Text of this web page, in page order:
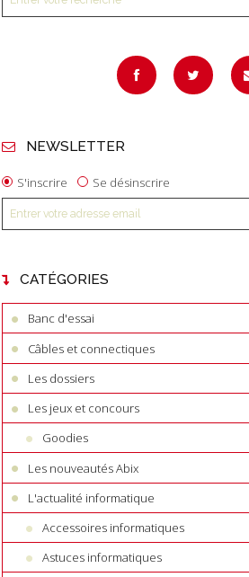
NEWSLETTER
S'inscrire Se désinscrire
CATÉGORIES
Banc d'essai
Câbles et connectiques
Les dossiers
Les jeux et concours
Goodies
Les nouveautés Abix
L'actualité informatique
Accessoires informatiques
Astuces informatiques